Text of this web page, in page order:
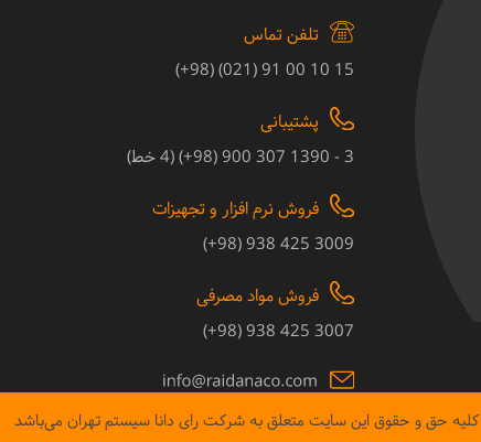
تلفن تماس
15 10 00 91 (021) (98+)
پشتیبانی
3 - 1390 307 900 (98+) (4 خط)
فروش نرم افزار و تجهیزات
3009 425 938 (98+)
فروش مواد مصرفی
3007 425 938 (98+)
کلیه حق و حقوق این سایت متعلق به شرکت رای دانا سیستم تهران می‌باشد